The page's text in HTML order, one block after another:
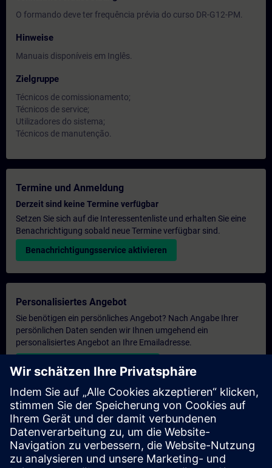
O formando deve ter frequência prévia do curso DR-G12-PM.
Hinweise
Manuais disponíveis em Inglês.
Zielgruppe
Técnicos de comissionamento;
Técnicos de service;
Utilizadores do sistema;
Técnicos de manutenção.
Termine und Anmeldung
Derzeit sind keine Termine verfügbar
Setzen Sie sich auf die Interessentenliste und erhalten Sie eine
Benachrichtigung sobald neue Termine verfügbar sind.
Benachrichtigungsservice aktivieren
Personalisiertes Angebot
Sie benötigen ein persönliches Angebot? Nach Angabe Ihrer
persönlichen Daten senden wir Ihnen umgehend ein
personalisiertes Angebot an Ihre Emailadresse.
Persönliches Angebot zusenden
Anfrage Exklusivtraining
Haben Sie Bedarf an einem höheren Schulungsangebot und
brauchen ein exklusives Training – entweder vor Ort bei Ihnen,
virtuell oder in einem SITRAIN Trainingscenter? Nachdem Sie